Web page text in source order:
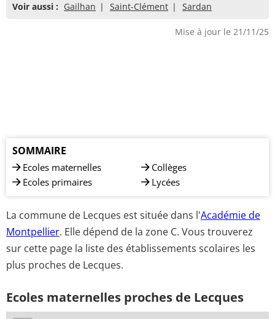
Voir aussi : Gailhan Saint-Clément Sardan
Mise à jour le 21/11/25
SOMMAIRE
Ecoles maternelles
Ecoles primaires
Collèges
Lycées
La commune de Lecques est située dans l'Académie de
Montpellier. Elle dépend de la zone C. Vous trouverez
sur cette page la liste des établissements scolaires les
plus proches de Lecques.
Ecoles maternelles proches de Lecques